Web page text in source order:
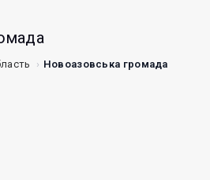
Новоазовська громада